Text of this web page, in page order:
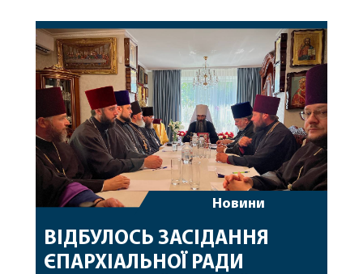
Новини
ВІДБУЛОСЬ ЗАСІДАННЯ
ЄПАРХІАЛЬНОЇ РАДИ